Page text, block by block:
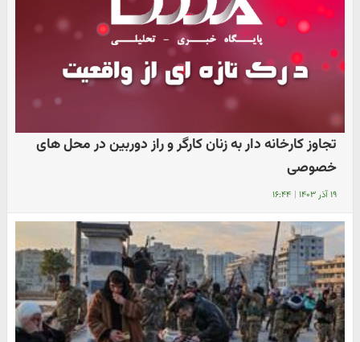
تجاوز کارخانه دار به زنان کارگر و راز دوربین در محل های
خصوصی
۱۹ آذر ۱۴۰۳ | ۱۶:۴۴